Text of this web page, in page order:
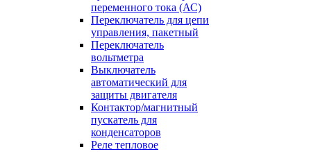
переменного тока (АС)
Переключатель для цепи
управления, пакетный
Переключатель
вольтметра
Выключатель
автоматический для
защиты двигателя
Контактор/магнитный
пускатель для
конденсаторов
Реле тепловое